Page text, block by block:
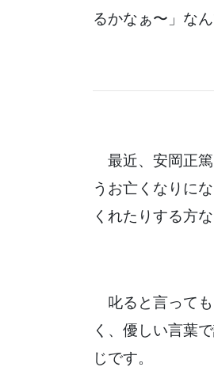
るかなぁ〜」な
最近、安岡正篤
うお亡くなりに
くれたりする方な
叱ると言っても
く、優しい言葉
じです。